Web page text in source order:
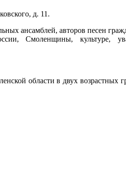
д. 11.
ансамблей, авторов песен
Смоленщины, культуре,
области в двух возрастных